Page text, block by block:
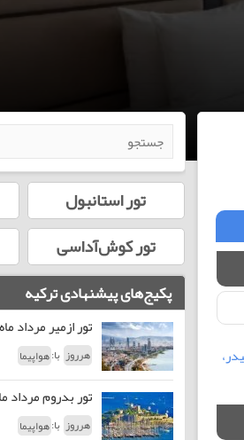
لیدر،
تور استانبول
تور کوش‌آداسی
پکیج‌های پیشنهادی ترکیه
تور ازمیر مرداد ماه 1405
هرروز با:هواپیما
تور بدروم مرداد ماه
هرروز با:هواپیما